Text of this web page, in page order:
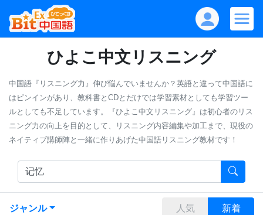
ひよこ中文リスニング
中国語『リスニング力』伸び悩んでいませんか？英語と違って中国語に
はピンインがあり、教科書とCDとだけでは学習素材としても学習ツー
ルとしても不足しています。『ひよこ中文リスニング』は初心者のリス
ニング力の向上を目的として、リスニング内容編集や加工まで、現役の
ネイティブ講師陣と一緒に作りあげた中国語リスニング教材です！
ジャンル 人気 新着